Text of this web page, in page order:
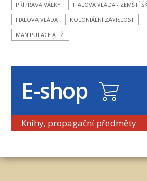
PŘÍPRAVA VÁLKY
FIALOVA VLÁDA - ZEMŠTÍ
FIALOVA VLÁDA
KOLONIÁLNÍ ZÁVISLOST
MANIPULACE A LŽI
E-shop
Knihy, propagační předměty